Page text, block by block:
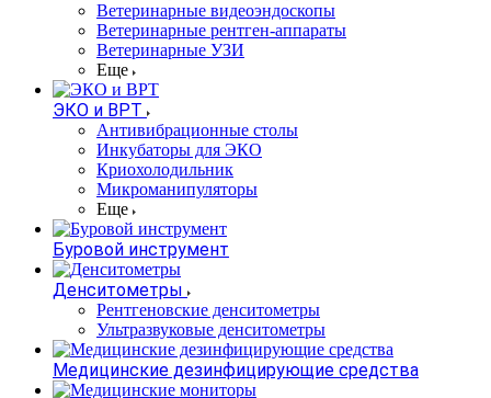
Ветеринарные видеоэндоскопы
Ветеринарные рентген-аппараты
Ветеринарные УЗИ
Еще
ЭКО и ВРТ
Антивибрационные столы
Инкубаторы для ЭКО
Криохолодильник
Микроманипуляторы
Еще
Буровой инструмент
Денситометры
Рентгеновские денситометры
Ультразвуковые денситометры
Медицинские дезинфицирующие средства